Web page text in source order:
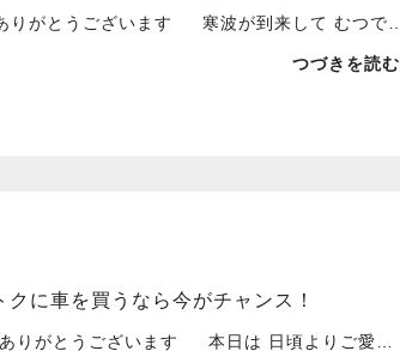
りがとうございます 寒波が到来して むつで…
つづきを読む
に車を買うなら今がチャンス！
りがとうございます 本日は 日頃よりご愛…